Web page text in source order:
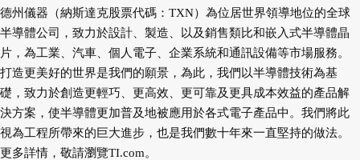
德州儀器（納斯達克股票代碼：TXN）為位居世界領導地位的全球
半導體公司，致力於設計、製造、以及銷售類比和嵌入式半導體晶
片，為工業、汽車、個人電子、企業系統和通訊設備等市場服務。
打造更美好的世界是我們的願景，為此，我們以半導體技術為基
礎，致力於創造更輕巧、更高效、更可靠及更具成本效益的產品解
決方案，使半導體更加普及地被應用於各式電子產品中。我們將此
視為工程所帶來的巨大進步，也是我們數十年來一直堅持的做法。
更多詳情，敬請瀏覽TI.com。